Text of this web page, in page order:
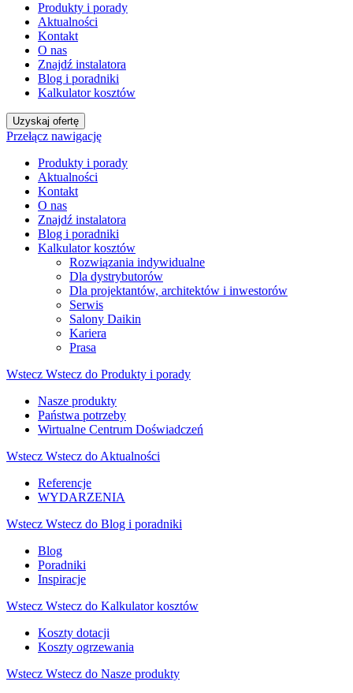
Produkty i porady
Aktualności
Kontakt
O nas
Znajdź instalatora
Blog i poradniki
Kalkulator kosztów
Uzyskaj ofertę
Przełącz nawigację
Produkty i porady
Aktualności
Kontakt
O nas
Znajdź instalatora
Blog i poradniki
Kalkulator kosztów
Rozwiązania indywidualne
Dla dystrybutorów
Dla projektantów, architektów i inwestorów
Serwis
Salony Daikin
Kariera
Prasa
Wstecz Wstecz do Produkty i porady
Nasze produkty
Państwa potrzeby
Wirtualne Centrum Doświadczeń
Wstecz Wstecz do Aktualności
Referencje
WYDARZENIA
Wstecz Wstecz do Blog i poradniki
Blog
Poradniki
Inspiracje
Wstecz Wstecz do Kalkulator kosztów
Koszty dotacji
Koszty ogrzewania
Wstecz Wstecz do Nasze produkty